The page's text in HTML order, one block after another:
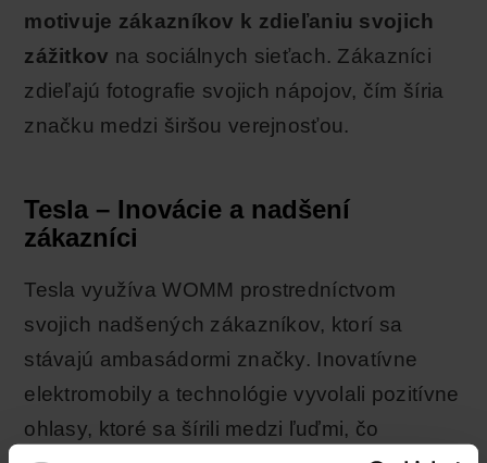
motivuje zákazníkov k zdieľaniu svojich
zážitkov na sociálnych sieťach. Zákazníci
zdieľajú fotografie svojich nápojov, čím šíria
značku medzi širšou verejnosťou.
Tesla – Inovácie a nadšení
zákazníci
Tesla využíva WOMM prostredníctvom
svojich nadšených zákazníkov, ktorí sa
stávajú ambasádormi značky. Inovatívne
elektromobily a technológie vyvolali pozitívne
ohlasy, ktoré sa šírili medzi ľuďmi, čo